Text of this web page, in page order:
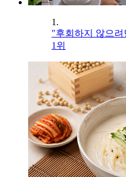
1.
"후회하지 않으
1위